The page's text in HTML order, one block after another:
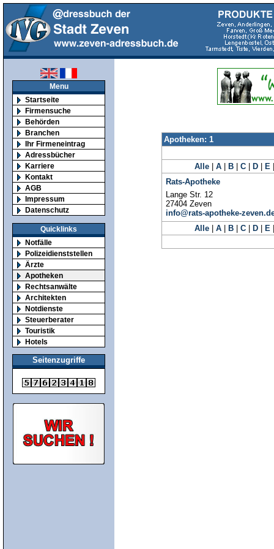
Menu
Startseite
Firmensuche
Behörden
Branchen
Ihr Firmeneintrag
Adressbücher
Karriere
Kontakt
AGB
Impressum
Datenschutz
Quicklinks
Notfälle
Polizeidienststellen
Ärzte
Apotheken
Rechtsanwälte
Architekten
Notdienste
Steuerberater
Touristik
Hotels
Seitenzugriffe
Apotheken: 1
Alle A B C D E
Rats-Apotheke
Lange Str. 12
27404 Zeven
info@rats-apotheke-
Alle
A B C D E